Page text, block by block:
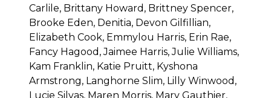
Carlile, Brittany Howard, Brittney Spencer,
Brooke Eden, Denitia, Devon Gilfillian,
Elizabeth Cook, Emmylou Harris, Erin Rae,
Fancy Hagood, Jaimee Harris, Julie Williams,
Kam Franklin, Katie Pruitt, Kyshona
Armstrong, Langhorne Slim, Lilly Winwood,
Lucie Silvas, Maren Morris, Mary Gauthier,